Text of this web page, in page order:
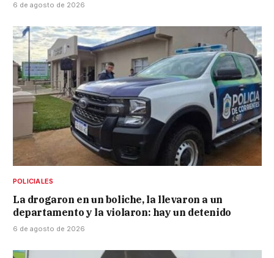
6 de agosto de 2026
POLICIALES
La drogaron en un boliche, la llevaron a un
departamento y la violaron: hay un detenido
6 de agosto de 2026